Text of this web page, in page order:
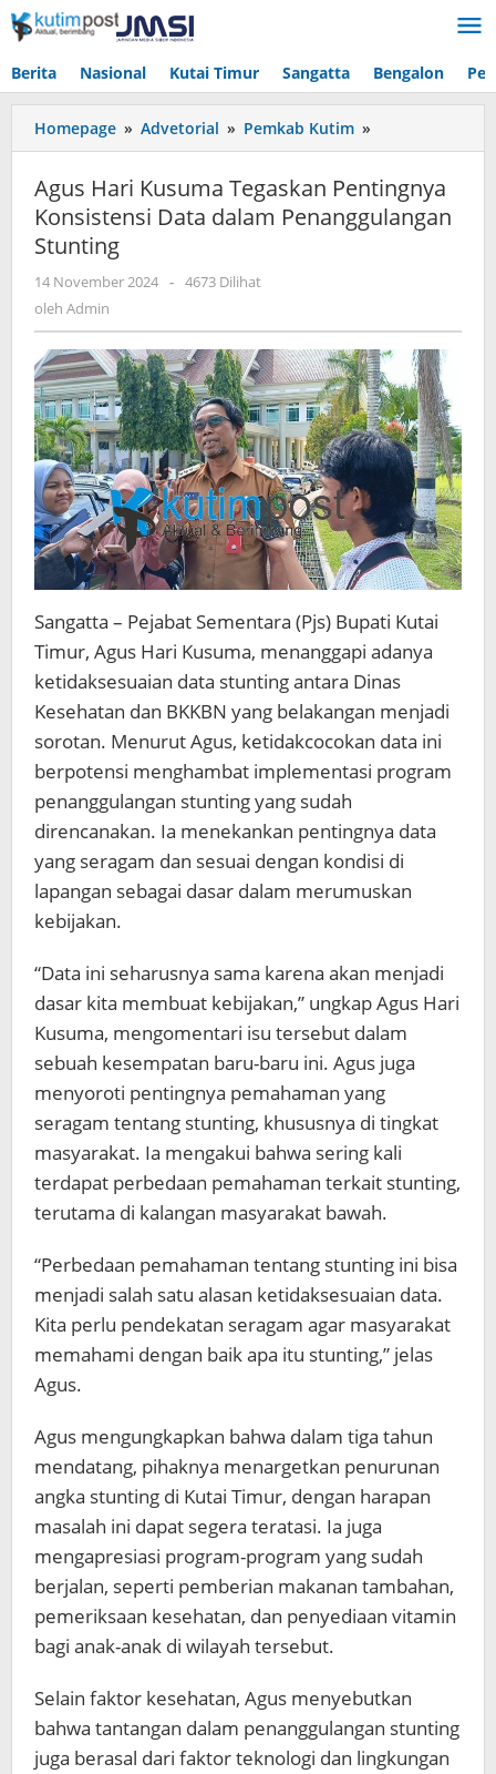
Lewati
ke
Berita Nasional Kutai Timur Sangatta Bengalon
Homepage » Advetorial » Pemkab Kutim »
Hari
Tegaskan
Pentingnya
Stunting
Agus Hari Kusuma Tegaskan Pentingnya
Konsistensi Data dalam Penanggulangan
Stunting
14 November 2024 oleh
- 4673 Dilihat
oleh Admin
Sangatta – Pejabat Sementara (Pjs) Bupati Kutai
Timur, Agus Hari Kusuma, menanggapi adanya
ketidaksesuaian data stunting antara Dinas
Kesehatan dan BKKBN yang belakangan menjadi
sorotan. Menurut Agus, ketidakcocokan data ini
berpotensi menghambat implementasi program
penanggulangan stunting yang sudah
direncanakan. Ia menekankan pentingnya data
yang seragam dan sesuai dengan kondisi di
lapangan sebagai dasar dalam merumuskan
kebijakan.
“Data ini seharusnya sama karena akan menjadi
dasar kita membuat kebijakan,” ungkap Agus Hari
Kusuma, mengomentari isu tersebut dalam
sebuah kesempatan baru-baru ini. Agus juga
menyoroti pentingnya pemahaman yang
seragam tentang stunting, khususnya di tingkat
masyarakat. Ia mengakui bahwa sering kali
terdapat perbedaan pemahaman terkait stunting,
terutama di kalangan masyarakat bawah.
“Perbedaan pemahaman tentang stunting ini bisa
menjadi salah satu alasan ketidaksesuaian data.
Kita perlu pendekatan seragam agar masyarakat
memahami dengan baik apa itu stunting,” jelas
Agus.
Agus mengungkapkan bahwa dalam tiga tahun
mendatang, pihaknya menargetkan penurunan
angka stunting di Kutai Timur, dengan harapan
masalah ini dapat segera teratasi. Ia juga
mengapresiasi program-program yang sudah
berjalan, seperti pemberian makanan tambahan,
pemeriksaan kesehatan, dan penyediaan vitamin
bagi anak-anak di wilayah tersebut.
Selain faktor kesehatan, Agus menyebutkan
bahwa tantangan dalam penanggulangan stunting
juga berasal dari faktor teknologi dan lingkungan